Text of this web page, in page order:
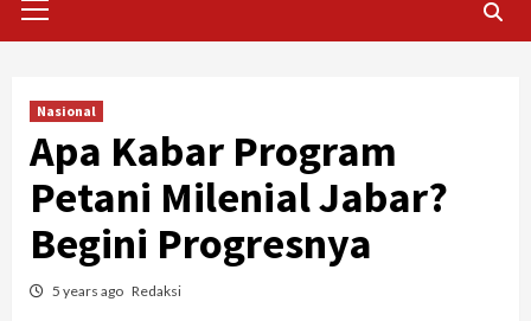
Menu
Nasional
Apa Kabar Program
Petani Milenial Jabar?
Begini Progresnya
5 years ago Redaksi